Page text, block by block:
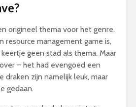
origineel thema voor het genre.
resource management game is,
geen stad als thema. Maar
– het had evengoed een
draken zijn namelijk leuk, maar
gedaan.